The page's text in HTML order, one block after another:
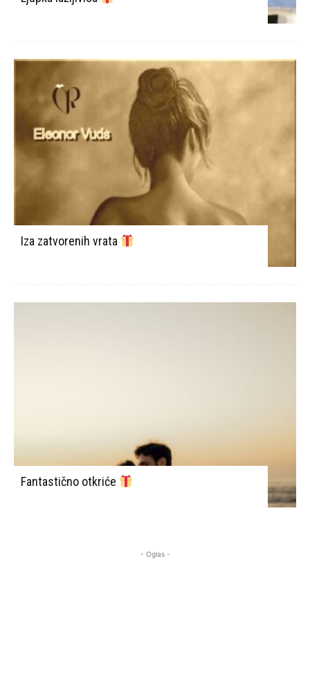
Iza zatvorenih vrata
Fantastično otkriće
- Oglas -